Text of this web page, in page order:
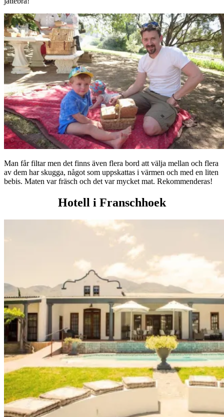
Man får filtar men det finns även flera bord att välja mellan och flera
av dem har skugga, något som uppskattas i värmen och med en liten
bebis. Maten var fräsch och det var mycket mat. Rekommenderas!
Hotell i Franschhoek